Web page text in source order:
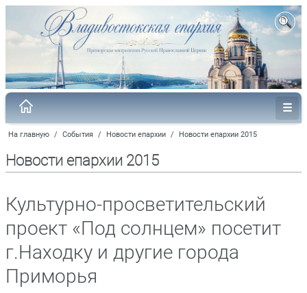
На главную / События / Новости епархии / Новости епархии 2015
Новости епархии 2015
Культурно-просветительский
проект «Под солнцем» посетит
г.Находку и другие города
Приморья